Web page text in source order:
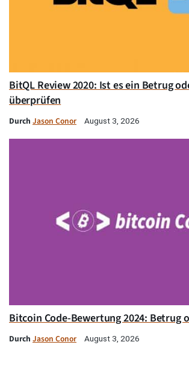
BitQL Review 2020: Ist es ein Betrug
überprüfen
Durch Jason Conor August 3, 2026
Bitcoin Code-Bewertung 2024: Betrug
Durch Jason Conor August 3, 2026